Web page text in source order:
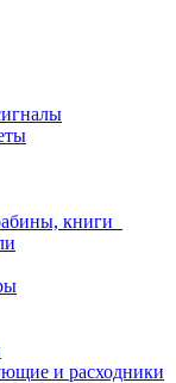
книги
и расходники